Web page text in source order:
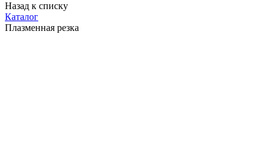
Назад к списку
Каталог
Плазменная резка